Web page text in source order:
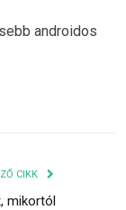
androidos
CIKK
mikortól